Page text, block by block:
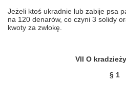
Jeżeli ktoś ukradnie lub zabije psa
na 120 denarów, co czyni 3 solidy
kwoty za zwłokę.
VII O
§ 1